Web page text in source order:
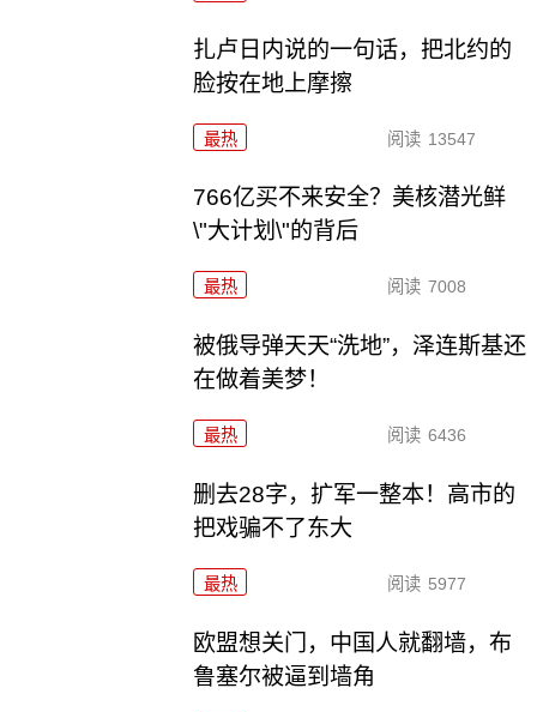
扎卢日内说的一句话，把北约的
脸按在地上摩擦
最热 阅读 13547
766亿买不来安全？美核潜光鲜
\"大计划\"的背后
最热 阅读 7008
被俄导弹天天“洗地”，泽连斯基还
在做着美梦！
最热 阅读 6436
删去28字，扩军一整本！高市的
把戏骗不了东大
最热 阅读 5977
欧盟想关门，中国人就翻墙，布
鲁塞尔被逼到墙角